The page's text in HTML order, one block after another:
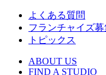
よくある質問
フランチャイズ募
トピックス
ABOUT US
FIND A STUDIO